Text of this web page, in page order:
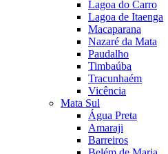
Lagoa do Carro
Lagoa de Itaenga
Macaparana
Nazaré da Mata
Paudalho
Timbaúba
Tracunhaém
Vicência
Mata Sul
Água Preta
Amaraji
Barreiros